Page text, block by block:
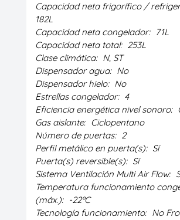
Capacidad neta frigorífico /
182L
Capacidad neta congelador: 71L
Capacidad neta total: 253L
Clase climática: N, ST
Dispensador agua: No
Dispensador hielo: No
Estrellas congelador: 4
Eficiencia energética nivel sonoro:
Gas aislante: Ciclopentano
Número de puertas: 2
Perfil metálico en puerta(s): Sí
Puerta(s) reversible(s): Sí
Sistema Ventilación Multi Air Flow:
Temperatura funcionamiento
(máx.): -22ºC
Tecnología funcionamiento: No